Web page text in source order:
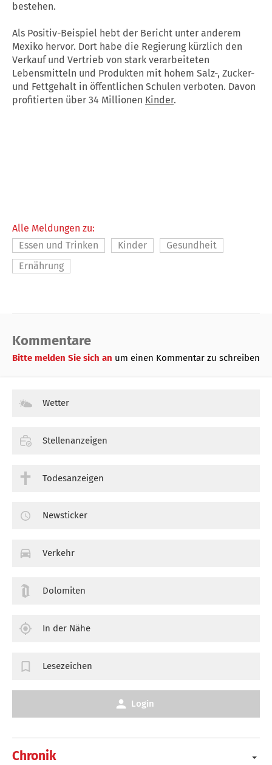
bestehen.
Als Positiv-Beispiel hebt der Bericht unter anderem
Mexiko hervor. Dort habe die Regierung kürzlich den
Verkauf und Vertrieb von stark verarbeiteten
Lebensmitteln und Produkten mit hohem Salz-, Zucker-
und Fettgehalt in öffentlichen Schulen verboten. Davon
profitierten über 34 Millionen Kinder.
Alle Meldungen zu:
Essen und Trinken
Kinder
Gesundheit
Ernährung
Kommentare
Bitte melden Sie sich an um einen Kommentar zu schreiben
Chronik
Wetter
Stellenanzeigen
Todesanzeigen
Newsticker
Verkehr
Dolomiten
In der Nähe
Lesezeichen
Login